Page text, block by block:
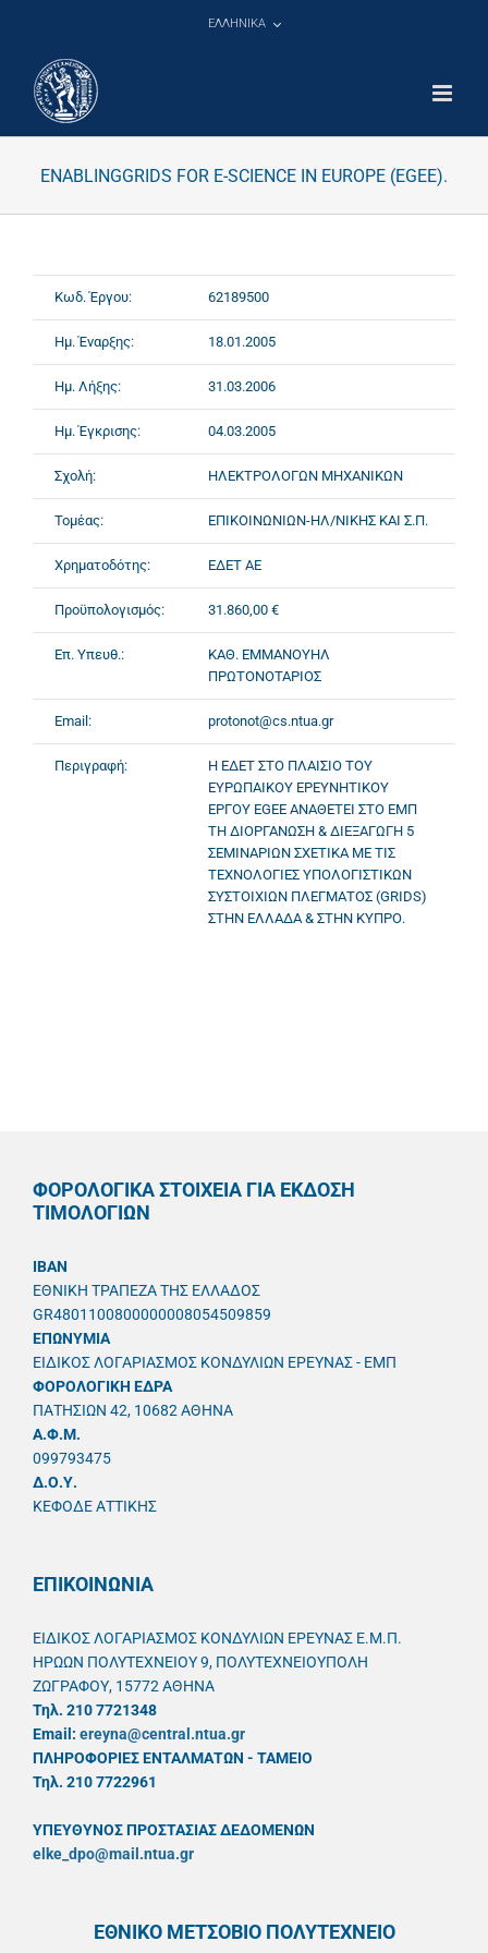
ΕΛΛΗΝΙΚΑ
ENABLINGGRIDS FOR E-SCIENCE IN EUROPE (EGEE).
Κωδ. Έργου: 62189500
Ημ. Έναρξης: 18.01.2005
Ημ. Λήξης: 31.03.2006
Ημ. Έγκρισης: 04.03.2005
Σχολή: ΗΛΕΚΤΡΟΛΟΓΩΝ ΜΗΧΑΝΙΚΩΝ
Τομέας: ΕΠΙΚΟΙΝΩΝΙΩΝ-ΗΛ/ΝΙΚΗΣ ΚΑΙ Σ.Π.
Χρηματοδότης: ΕΔΕΤ ΑΕ
Προϋπολογισμός: 31.860,00 €
Επ. Υπευθ.:
ΚΑΘ. ΕΜΜΑΝΟΥΗΛ
ΠΡΩΤΟΝΟΤΑΡΙΟΣ
Email: protonot@cs.ntua.gr
Περιγραφή:
Η ΕΔΕΤ ΣΤΟ ΠΛΑΙΣΙΟ ΤΟΥ
ΕΥΡΩΠΑΙΚΟΥ ΕΡΕΥΝΗΤΙΚΟΥ
ΕΡΓΟΥ EGEE ΑΝΑΘΕΤΕΙ ΣΤΟ ΕΜΠ
ΤΗ ΔΙΟΡΓΑΝΩΣΗ & ΔΙΕΞΑΓΩΓΗ 5
ΣΕΜΙΝΑΡΙΩΝ ΣΧΕΤΙΚΑ ΜΕ ΤΙΣ
ΤΕΧΝΟΛΟΓΙΕΣ ΥΠΟΛΟΓΙΣΤΙΚΩΝ
ΣΥΣΤΟΙΧΙΩΝ ΠΛΕΓΜΑΤΟΣ (GRIDS)
ΣΤΗΝ ΕΛΛΑΔΑ & ΣΤΗΝ ΚΥΠΡΟ.
ΦΟΡΟΛΟΓΙΚΑ ΣΤΟΙΧΕΙΑ ΓΙΑ ΕΚΔΟΣΗ
ΤΙΜΟΛΟΓΙΩΝ
IBAN
ΕΘΝΙΚΗ ΤΡΑΠΕΖΑ ΤΗΣ ΕΛΛΑΔΟΣ
GR4801100800000008054509859
ΕΠΩΝΥΜΙΑ
ΕΙΔΙΚΟΣ ΛΟΓΑΡΙΑΣΜΟΣ ΚΟΝΔΥΛΙΩΝ ΕΡΕΥΝΑΣ - ΕΜΠ
ΦΟΡΟΛΟΓΙΚΗ ΕΔΡΑ
ΠΑΤΗΣΙΩΝ 42, 10682 ΑΘΗΝΑ
A.Φ.Μ.
099793475
Δ.Ο.Υ.
ΚΕΦΟΔΕ ΑΤΤΙΚΗΣ
ΕΠΙΚΟΙΝΩΝΙΑ
ΕΙΔΙΚΟΣ ΛΟΓΑΡΙΑΣΜΟΣ ΚΟΝΔΥΛΙΩΝ ΕΡΕΥΝΑΣ Ε.Μ.Π.
ΗΡΩΩΝ ΠΟΛΥΤΕΧΝΕΙΟΥ 9, ΠΟΛΥΤΕΧΝΕΙΟΥΠΟΛΗ
ΖΩΓΡΑΦΟΥ, 15772 ΑΘΗΝΑ
Τηλ. 210 7721348
Email: ereyna@central.ntua.gr
ΠΛΗΡΟΦΟΡΙΕΣ ΕΝΤΑΛΜΑΤΩΝ - ΤΑΜΕΙΟ
Τηλ. 210 7722961
ΥΠΕΥΘYΝΟΣ ΠΡΟΣΤΑΣΙΑΣ ΔΕΔΟΜΕΝΩΝ
elke_dpo@mail.ntua.gr
ΕΘΝΙΚΟ ΜΕΤΣΟΒΙΟ ΠΟΛΥΤΕΧΝΕΙΟ